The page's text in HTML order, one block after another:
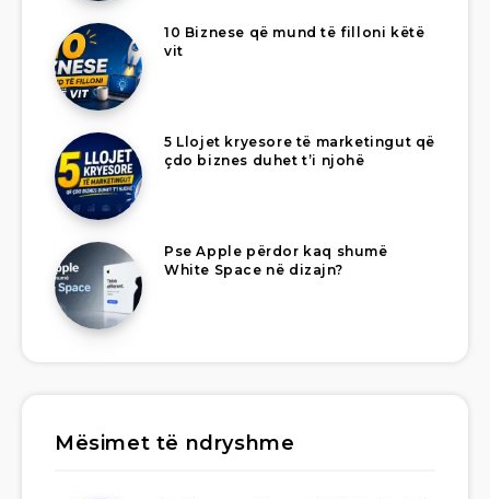
10 Biznese që mund të filloni këtë
vit
5 Llojet kryesore të marketingut që
çdo biznes duhet t’i njohë
Pse Apple përdor kaq shumë
White Space në dizajn?
Mësimet të ndryshme